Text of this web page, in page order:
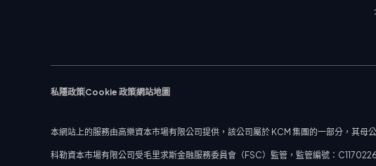
私隱政策Cookie 政策網站地圖
本網站上的服務由高樂資本市場有限公司提供，該公司屬於 KCM 集團的一部分，其母
科勒資本市場有限公司受毛里求斯金融服務委員會（FSC）監管，監管編號：